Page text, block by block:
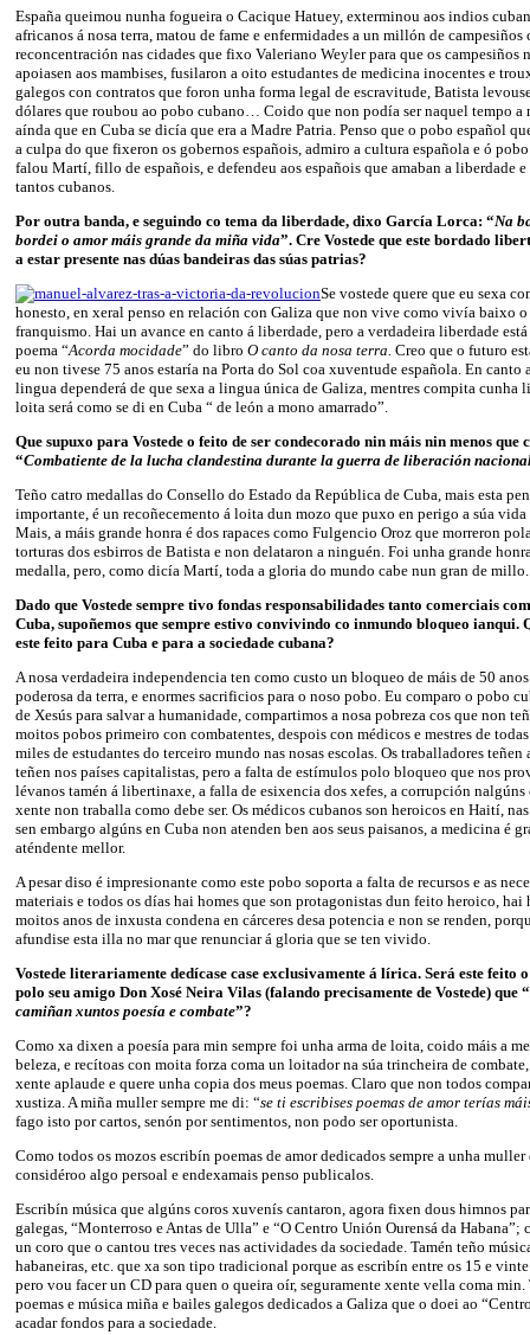
España queimou nunha fogueira o Cacique Hatuey, exterminou aos indios
africanos á nosa terra, matou de fame e enfermidades a un millón de campesiños
reconcentración nas cidades que fixo Valeriano Weyler para que os campesiños
apoiasen aos mambises, fusilaron a oito estudantes de medicina inocentes e
galegos con contratos que foron unha forma legal de escravitude, Batista
dólares que roubou ao pobo cubano… Coido que non podía ser naquel tempo a
aínda que en Cuba se dicía que era a Madre Patria. Penso que o pobo español
a culpa do que fixeron os gobernos españois, admiro a cultura española e ó
falou Martí, fillo de españois, e defendeu aos españois que amaban a liberdade
tantos cubanos.
Por outra banda, e seguindo co tema da liberdade, dixo García Lorca: “Na
bordei o amor máis grande da miña vida”. Cre Vostede que este bordado
a estar presente nas dúas bandeiras das súas patrias?
Se vostede quere que eu sexa
honesto, en xeral penso en relación con Galiza que non vive como vivía baixo
franquismo. Hai un avance en canto á liberdade, pero a verdadeira liberdade
poema “Acorda mocidade” do libro O canto da nosa terra. Creo que o futuro
eu non tivese 75 anos estaría na Porta do Sol coa xuventude española. En canto
lingua dependerá de que sexa a lingua única de Galiza, mentres compita cunha
loita será como se di en Cuba “ de león a mono amarrado”.
Que supuxo para Vostede o feito de ser condecorado nin máis nin menos que
“Combatiente de la lucha clandestina durante la guerra de liberación
Teño catro medallas do Consello do Estado da República de Cuba, mais esta
importante, é un recoñecemento á loita dun mozo que puxo en perigo a súa
Mais, a máis grande honra é dos rapaces como Fulgencio Oroz que morreron
torturas dos esbirros de Batista e non delataron a ninguén. Foi unha grande
medalla, pero, como dicía Martí, toda a gloria do mundo cabe nun gran de millo.
Dado que Vostede sempre tivo fondas responsabilidades tanto comerciais
Cuba, supoñemos que sempre estivo convivindo co inmundo bloqueo ianqui.
este feito para Cuba e para a sociedade cubana?
A nosa verdadeira independencia ten como custo un bloqueo de máis de 50
poderosa da terra, e enormes sacrificios para o noso pobo. Eu comparo o pobo
de Xesús para salvar a humanidade, compartimos a nosa pobreza cos que non
moitos pobos primeiro con combatentes, despois con médicos e mestres de
miles de estudantes do terceiro mundo nas nosas escolas. Os traballadores
teñen nos países capitalistas, pero a falta de estímulos polo bloqueo que nos
lévanos tamén á libertinaxe, a falla de esixencia dos xefes, a corrupción nalgúns
xente non traballa como debe ser. Os médicos cubanos son heroicos en Haití,
sen embargo algúns en Cuba non atenden ben aos seus paisanos, a medicina é
aténdente mellor.
A pesar diso é impresionante como este pobo soporta a falta de recursos e as
materiais e todos os días hai homes que son protagonistas dun feito heroico, hai
moitos anos de inxusta condena en cárceres desa potencia e non se renden,
afundise esta illa no mar que renunciar á gloria que se ten vivido.
Vostede literariamente dedícase case exclusivamente á lírica. Será este feito
polo seu amigo Don Xosé Neira Vilas (falando precisamente de Vostede) que “
camiñan xuntos poesía e combate”?
Como xa dixen a poesía para min sempre foi unha arma de loita, coido máis a
beleza, e recítoas con moita forza coma un loitador na súa trincheira de
xente aplaude e quere unha copia dos meus poemas. Claro que non todos
xustiza. A miña muller sempre me di: “se ti escribises poemas de amor terías
fago isto por cartos, senón por sentimentos, non podo ser oportunista.
Como todos os mozos escribín poemas de amor dedicados sempre a unha
considéroo algo persoal e endexamais penso publicalos.
Escribín música que algúns coros xuvenís cantaron, agora fixen dous himnos
galegas, “Monterroso e Antas de Ulla” e “O Centro Unión Ourensá da
un coro que o cantou tres veces nas actividades da sociedade. Tamén teño
habaneiras, etc. que xa son tipo tradicional porque as escribín entre os 15 e
pero vou facer un CD para quen o queira oír, seguramente xente vella coma min.
poemas e música miña e bailes galegos dedicados a Galiza que o doei ao
acadar fondos para a sociedade.